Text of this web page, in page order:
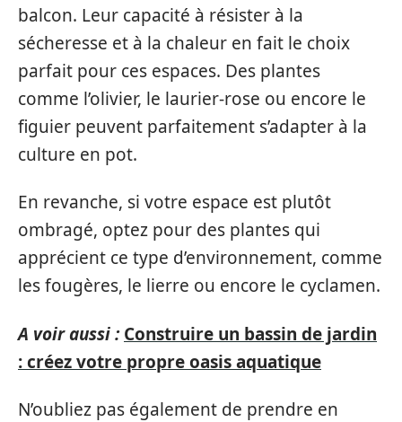
balcon. Leur capacité à résister à la
sécheresse et à la chaleur en fait le choix
parfait pour ces espaces. Des plantes
comme l’olivier, le laurier-rose ou encore le
figuier peuvent parfaitement s’adapter à la
culture en pot.
En revanche, si votre espace est plutôt
ombragé, optez pour des plantes qui
apprécient ce type d’environnement, comme
les fougères, le lierre ou encore le cyclamen.
A voir aussi : Construire un bassin de jardin
: créez votre propre oasis aquatique
N’oubliez pas également de prendre en